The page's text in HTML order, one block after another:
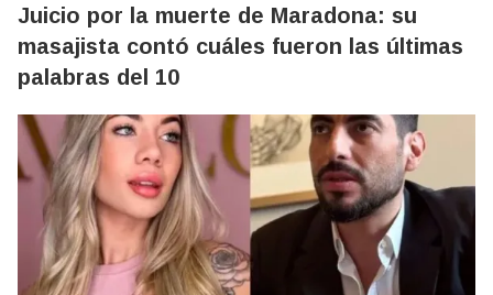
Juicio por la muerte de Maradona: su
masajista contó cuáles fueron las últimas
palabras del 10